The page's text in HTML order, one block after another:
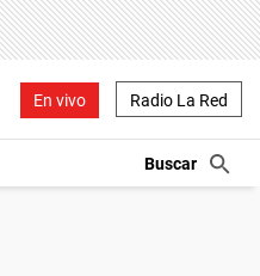
En vivo Radio La Red